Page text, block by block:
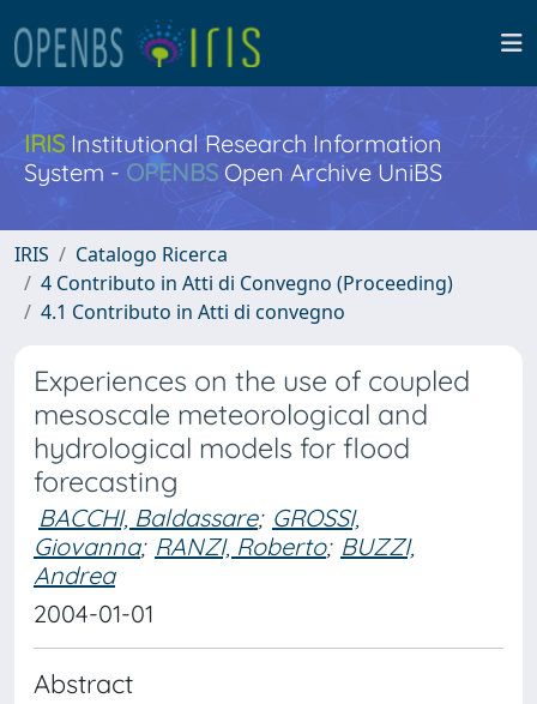
IRISInstitutional Research Information
System - OPENBS Open Archive UniBS
IRIS
Catalogo Ricerca
4 Contributo in Atti di Convegno (Proceeding)
4.1 Contributo in Atti di convegno
Experiences on the use of coupled
mesoscale meteorological and
hydrological models for flood
forecasting
BACCHI, Baldassare; GROSSI,
Giovanna; RANZI, Roberto; BUZZI,
Andrea
2004-01-01
Abstract